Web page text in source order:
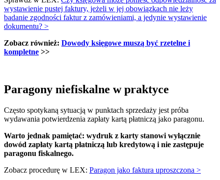
wystawienie pustej faktury, jeżeli w jej obowiązkach nie leży
badanie zgodności faktur z zamówieniami, a jedynie wystawienie
dokumentu? >
Zobacz również: Dowody księgowe muszą być rzetelne i
kompletne >>
Paragony niefiskalne w praktyce
Często spotykaną sytuacją w punktach sprzedaży jest próba
wydawania potwierdzenia zapłaty kartą płatniczą jako paragonu.
Warto jednak pamiętać: wydruk z karty stanowi wyłącznie
dowód zapłaty kartą płatniczą lub kredytową i nie zastępuje
paragonu fiskalnego.
Zobacz procedurę w LEX: Paragon jako faktura uproszczona >